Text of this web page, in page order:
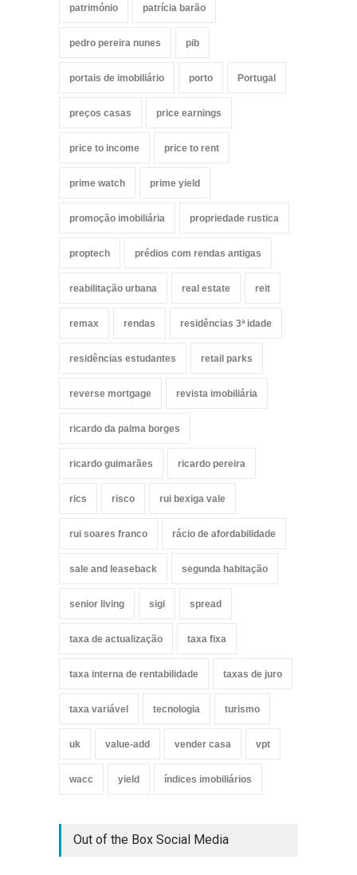
património patrícia barão
pedro pereira nunes pib
portais de imobiliário porto Portugal
preços casas price earnings
price to income price to rent
prime watch prime yield
promoção imobiliária propriedade rustica
proptech prédios com rendas antigas
reabilitação urbana real estate reit
remax rendas residências 3ª idade
residências estudantes retail parks
reverse mortgage revista imobiliária
ricardo da palma borges
ricardo guimarães ricardo pereira
rics risco rui bexiga vale
rui soares franco rácio de afordabilidade
sale and leaseback segunda habitação
senior living sigi spread
taxa de actualização taxa fixa
taxa interna de rentabilidade taxas de juro
taxa variável tecnologia turismo
uk value-add vender casa vpt
wacc yield índices imobiliários
Out of the Box Social Media